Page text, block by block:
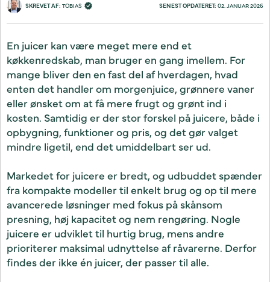
SKREVET AF: TOBIAS SENEST OPDATERET: 02. JANUAR 2026
En juicer kan være meget mere end et
køkkenredskab, man bruger en gang imellem. For
mange bliver den en fast del af hverdagen, hvad
enten det handler om morgenjuice, grønnere vaner
eller ønsket om at få mere frugt og grønt ind i
kosten. Samtidig er der stor forskel på juicere, både i
opbygning, funktioner og pris, og det gør valget
mindre ligetil, end det umiddelbart ser ud.
Markedet for juicere er bredt, og udbuddet spænder
fra kompakte modeller til enkelt brug og op til mere
avancerede løsninger med fokus på skånsom
presning, høj kapacitet og nem rengøring. Nogle
juicere er udviklet til hurtig brug, mens andre
prioriterer maksimal udnyttelse af råvarerne. Derfor
findes der ikke én juicer, der passer til alle.